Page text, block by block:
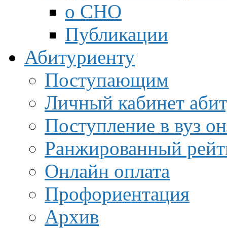
о СНО
Публикации
Абитуриенту
Поступающим
Личный кабинет
Поступление в вуз
Ранжированный
Онлайн оплата
Профориентация
Архив